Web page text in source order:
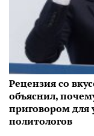
Рецензия со
объяснил,
приговором для
политологов